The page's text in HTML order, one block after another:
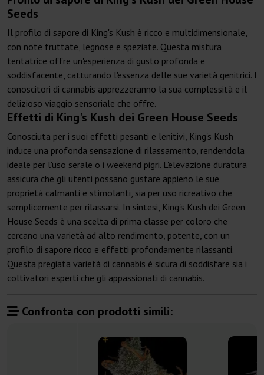
Seeds
Il profilo di sapore di King's Kush è ricco e multidimensionale,
con note fruttate, legnose e speziate. Questa mistura
tentatrice offre un'esperienza di gusto profonda e
soddisfacente, catturando l'essenza delle sue varietà genitrici. I
conoscitori di cannabis apprezzeranno la sua complessità e il
delizioso viaggio sensoriale che offre.
Effetti di King's Kush dei Green House Seeds
Conosciuta per i suoi effetti pesanti e lenitivi, King's Kush
induce una profonda sensazione di rilassamento, rendendola
ideale per l'uso serale o i weekend pigri. L'elevazione duratura
assicura che gli utenti possano gustare appieno le sue
proprietà calmanti e stimolanti, sia per uso ricreativo che
semplicemente per rilassarsi. In sintesi, King's Kush dei Green
House Seeds è una scelta di prima classe per coloro che
cercano una varietà ad alto rendimento, potente, con un
profilo di sapore ricco e effetti profondamente rilassanti.
Questa pregiata varietà di cannabis è sicura di soddisfare sia i
coltivatori esperti che gli appassionati di cannabis.
Confronta con prodotti simili: